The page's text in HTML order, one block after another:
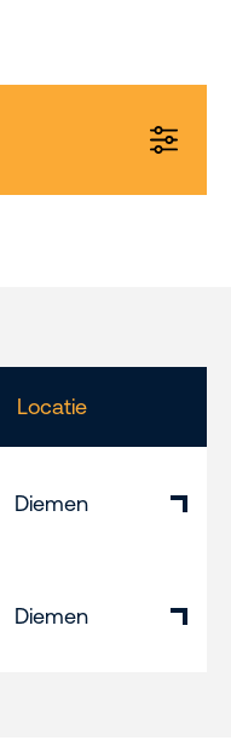
Locatie
Diemen
Diemen